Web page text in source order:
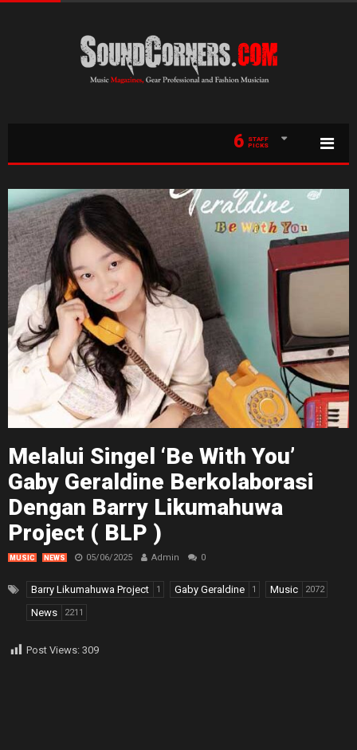
6
STAFF
PICKS
Melalui Singel ‘Be With You’
Gaby Geraldine Berkolaborasi
Dengan Barry Likumahuwa
Project ( BLP )
MUSIC NEWS 05/06/2025 Admin 0
Barry Likumahuwa Project 1 Gaby Geraldine 1 Music 2072
News 2211
Post Views: 309